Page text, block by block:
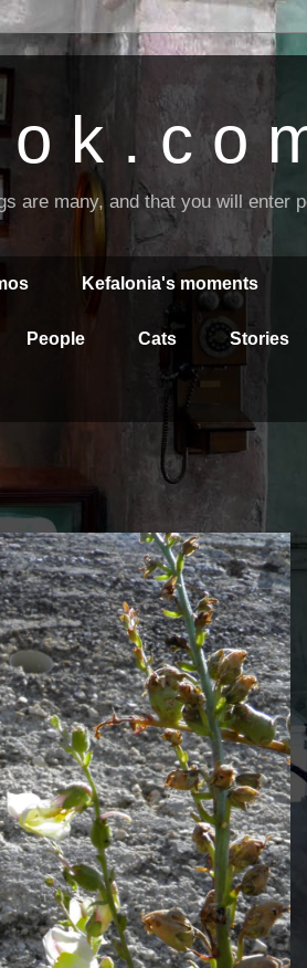
k . c o
are many, and that you will
Kefalonia's moments
People Cats Stories